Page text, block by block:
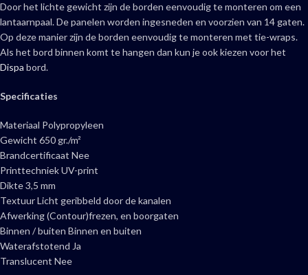
Door het lichte gewicht zijn de borden eenvoudig te monteren om een
lantaarnpaal. De panelen worden ingesneden en voorzien van 14 gaten.
Op deze manier zijn de borden eenvoudig te monteren met tie-wraps.
Als het bord binnen komt te hangen dan kun je ook kiezen voor het
Dispa bord.
Specificaties
Materiaal Polypropyleen
Gewicht 650 gr./m²
Brandcertificaat Nee
Printtechniek UV-print
Dikte 3,5 mm
Textuur Licht geribbeld door de kanalen
Afwerking (Contour)frezen, en boorgaten
Binnen / buiten Binnen en buiten
Waterafstotend Ja
Translucent Nee